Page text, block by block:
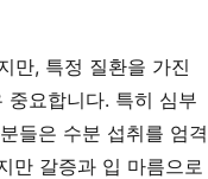
만, 특정 질환을 가진
중요합니다. 특히 심부
들은 수분 섭취를 엄격
만 갈증과 입 마름으로